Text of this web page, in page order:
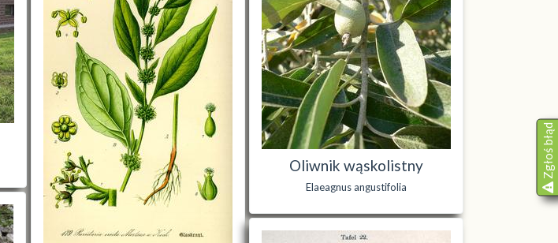
Oliwnik wąskolistny
Elaeagnus angustifolia
Zgłoś błąd